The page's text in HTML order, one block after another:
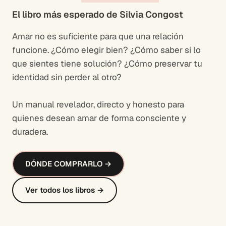
El libro más esperado de Silvia Congost
Amar no es suficiente para que una relación
funcione. ¿Cómo elegir bien? ¿Cómo saber si lo
que sientes tiene solución? ¿Cómo preservar tu
identidad sin perder al otro?
Un manual revelador, directo y honesto para
quienes desean amar de forma consciente y
duradera.
DÓNDE COMPRARLO →
Ver todos los libros →